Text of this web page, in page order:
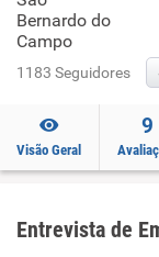
1183 Seguidores
Visão Geral
9
Entrevista de